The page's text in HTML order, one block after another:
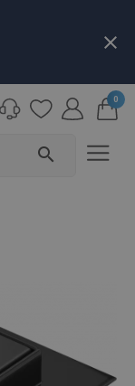
close
search
0